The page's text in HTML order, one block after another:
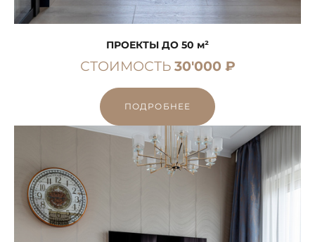
ПРОЕКТЫ ДО 50 м²
СТОИМОСТЬ30'000 ₽
ПОДРОБНЕЕ